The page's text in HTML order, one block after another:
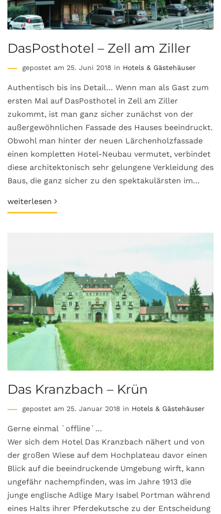
DasPosthotel – Zell am Ziller
gepostet am 25. Juni 2018 in Hotels & Gästehäuser
Authentisch bis ins Detail… Wenn man als Gast zum
ersten Mal auf DasPosthotel in Zell am Ziller
zukommt, ist man ganz sicher zunächst von der
außergewöhnlichen Fassade des Hauses beeindruckt.
Obwohl man hinter der neuen Lärchenholzfassade
einen kompletten Hotel-Neubau vermutet, verbindet
diese architektonisch sehr gelungene Verkleidung des
Baus, die ganz sicher zu den spektakulärsten im…
weiterlesen
Das Kranzbach – Krün
gepostet am 25. Januar 2018 in Hotels & Gästehäuser
Gerne einmal ´offline´…
Wer sich dem Hotel Das Kranzbach nähert und von
der großen Wiese auf dem Hochplateau davor einen
Blick auf die beeindruckende Umgebung wirft, kann
ungefähr nachempfinden, was im Jahre 1913 die
junge englische Adlige Mary Isabel Portman während
eines Halts ihrer Pferdekutsche zu der Entscheidung